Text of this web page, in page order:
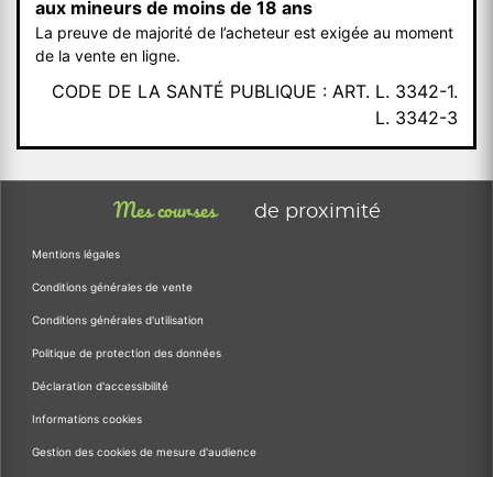
aux mineurs de moins de 18 ans
La preuve de majorité de l’acheteur est exigée au moment
de la vente en ligne.
CODE DE LA SANTÉ PUBLIQUE : ART. L. 3342-1.
L. 3342-3
Mes courses de proximité
Mentions légales
Conditions générales de vente
Conditions générales d'utilisation
Politique de protection des données
Déclaration d'accessibilité
Informations cookies
Gestion des cookies de mesure d'audience